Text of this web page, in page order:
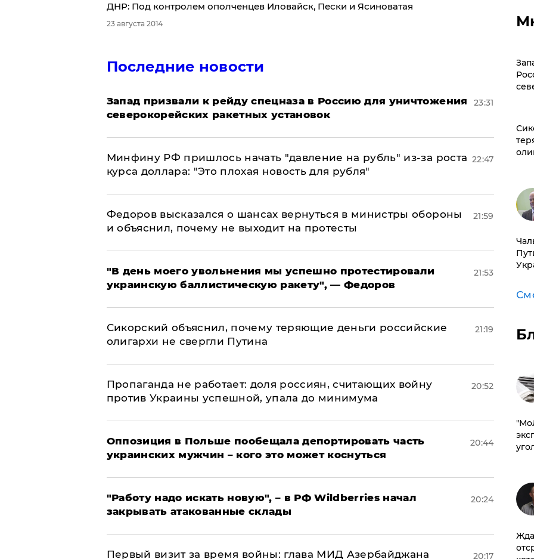
ДНР: Под контролем ополченцев Иловайск, Пески и Ясиноватая
23 августа 2014
Последние новости
Запад призвали к рейду спецназа в Россию для уничтожения
северокорейских ракетных установок
23:31
Минфину РФ пришлось начать "давление на рубль" из-за роста
курса доллара: "Это плохая новость для рубля"
22:47
Федоров высказался о шансах вернуться в министры обороны
и объяснил, почему не выходит на протесты
21:59
​"В день моего увольнения мы успешно протестировали
украинскую баллистическую ракету", — Федоров
21:53
Сикорский объяснил, почему теряющие деньги российские
олигархи не свергли Путина
21:19
​Пропаганда не работает: доля россиян, считающих войну
против Украины успешной, упала до минимума
20:52
Оппозиция в Польше пообещала депортировать часть
украинских мужчин – кого это может коснуться
20:44
"Работу надо искать новую", – в РФ Wildberries начал
закрывать атакованные склады
20:24
Первый визит за время войны: глава МИД Азербайджана 20:17